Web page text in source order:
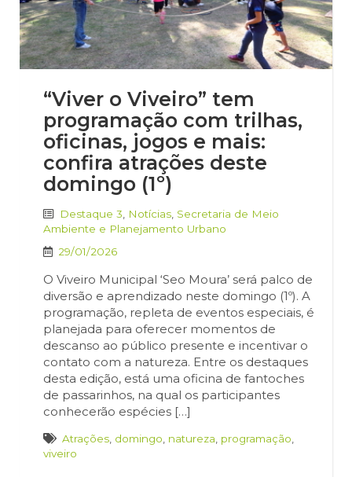
“Viver o Viveiro” tem
programação com trilhas,
oficinas, jogos e mais:
confira atrações deste
domingo (1º)
Destaque 3 Notícias Secretaria de Meio
Ambiente e Planejamento Urbano
29/01/2026
O Viveiro Municipal ‘Seo Moura’ será palco de
diversão e aprendizado neste domingo (1º). A
programação, repleta de eventos especiais, é
planejada para oferecer momentos de
descanso ao público presente e incentivar o
contato com a natureza. Entre os destaques
desta edição, está uma oficina de fantoches
de passarinhos, na qual os participantes
conhecerão espécies […]
Atrações domingo natureza programação
viveiro